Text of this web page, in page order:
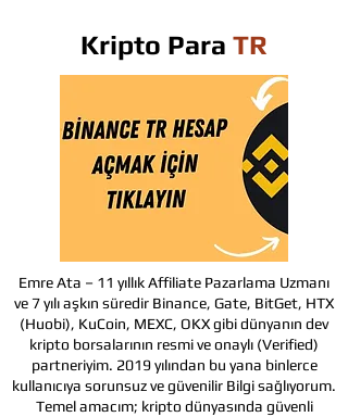
Kripto Para TR
Emre Ata – 11 yıllık Affiliate Pazarlama Uzmanı
ve 7 yılı aşkın süredir Binance, Gate, BitGet, HTX
(Huobi), KuCoin, MEXC, OKX gibi dünyanın dev
kripto borsalarının resmi ve onaylı (Verified)
partneriyim. 2019 yılından bu yana binlerce
kullanıcıya sorunsuz ve güvenilir Bilgi sağlıyorum.
Temel amacım; kripto dünyasında güvenli